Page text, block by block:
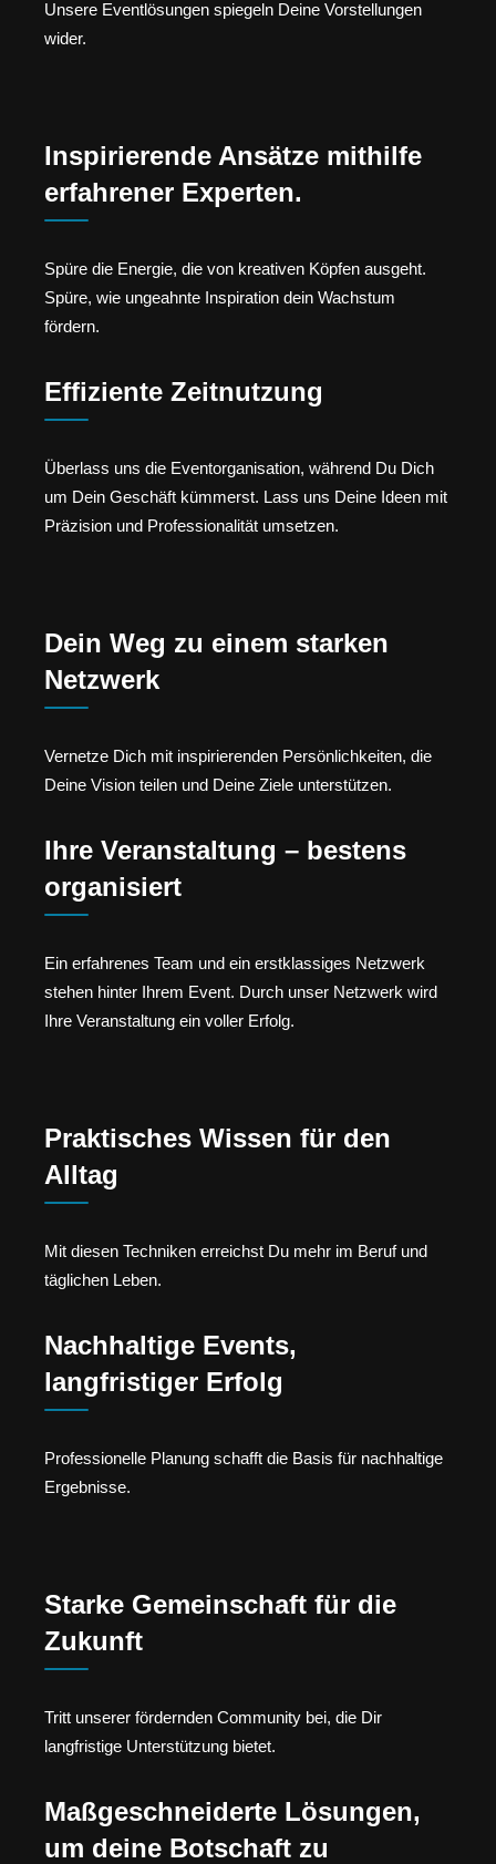
Unsere Eventlösungen spiegeln Deine Vorstellungen
wider.
Inspirierende Ansätze mithilfe
erfahrener Experten.
Spüre die Energie, die von kreativen Köpfen ausgeht.
Spüre, wie ungeahnte Inspiration dein Wachstum
fördern.
Effiziente Zeitnutzung
Überlass uns die Eventorganisation, während Du Dich
um Dein Geschäft kümmerst. Lass uns Deine Ideen mit
Präzision und Professionalität umsetzen.
Dein Weg zu einem starken
Netzwerk
Vernetze Dich mit inspirierenden Persönlichkeiten, die
Deine Vision teilen und Deine Ziele unterstützen.
Ihre Veranstaltung – bestens
organisiert
Ein erfahrenes Team und ein erstklassiges Netzwerk
stehen hinter Ihrem Event. Durch unser Netzwerk wird
Ihre Veranstaltung ein voller Erfolg.
Praktisches Wissen für den
Alltag
Mit diesen Techniken erreichst Du mehr im Beruf und
täglichen Leben.
Nachhaltige Events,
langfristiger Erfolg
Professionelle Planung schafft die Basis für nachhaltige
Ergebnisse.
Starke Gemeinschaft für die
Zukunft
Tritt unserer fördernden Community bei, die Dir
langfristige Unterstützung bietet.
Maßgeschneiderte Lösungen,
um deine Botschaft zu